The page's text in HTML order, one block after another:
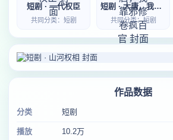
短剧 · 一代权臣
共同分类：短剧
短剧 · 大唐，我靠邪修卷疯百官
共同分类：短剧
作品数据
分类 短剧
播放 10.2万